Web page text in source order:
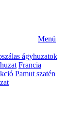
Menü
ágyhuzatok
Francia
Pamut szatén